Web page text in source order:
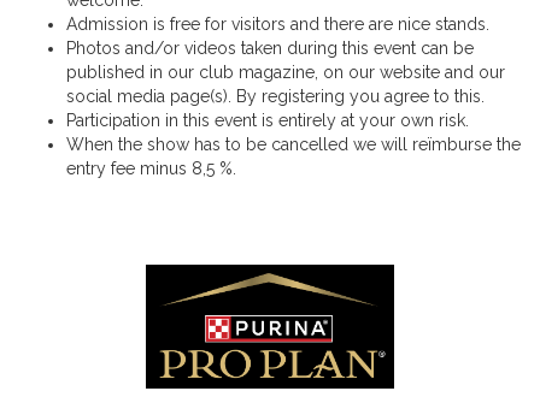
Admission is free for visitors and there are nice stands.
Photos and/or videos taken during this event can be
published in our club magazine, on our website and our
social media page(s). By registering you agree to this.
Participation in this event is entirely at your own risk.
When the show has to be cancelled we will reïmburse the
entry fee minus 8,5 %.